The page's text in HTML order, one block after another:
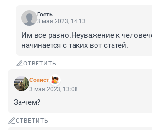
Гость
3 мая 2023, 14:13
Им все равно.Неуважение к
начинается с таких вот статей.
ОТВЕТИТЬ
Солист
3 мая 2023, 13:08
За-чем?
ОТВЕТИТЬ